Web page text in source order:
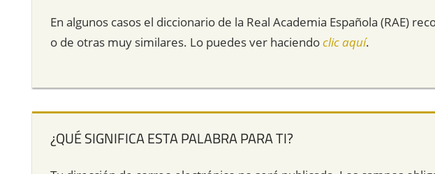
En algunos casos el diccionario de la Real Academia Española (RAE)
o de otras muy similares. Lo puedes ver haciendoclic aquí.
¿QUÉ SIGNIFICA ESTA PALABRA PARA TI?